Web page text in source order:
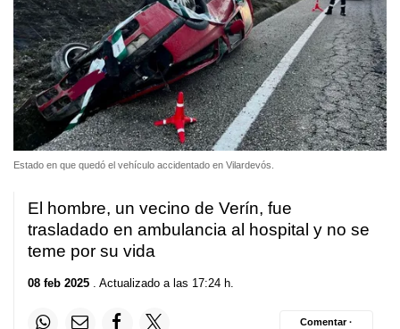
Estado en que quedó el vehículo accidentado en Vilardevós.
El hombre, un vecino de Verín, fue
trasladado en ambulancia al hospital y no se
teme por su vida
08 feb 2025 . Actualizado a las 17:24 h.
Comentar ·